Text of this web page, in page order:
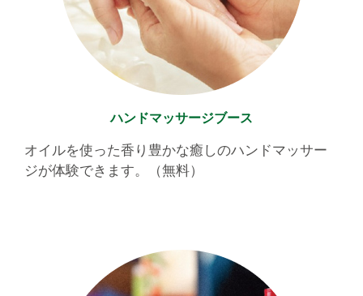
ハンドマッサージブース
オイルを使った香り豊かな癒しのハンドマッサー
ジが体験できます。（無料）